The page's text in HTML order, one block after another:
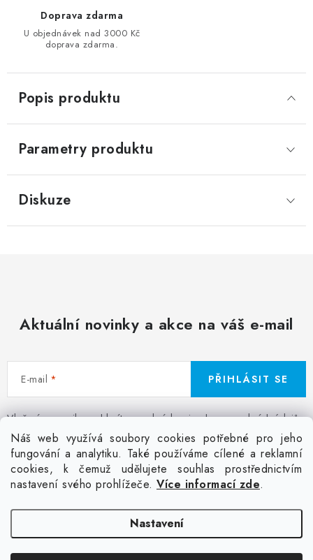
Náš web využívá soubory cookies potřebné pro jeho
fungování a analytiku. Také používáme cílené a reklamní
cookies, k čemuž udělujete souhlas prostřednictvím
nastavení svého prohlížeče. Více informací zde.
Nastavení
Doprava zdarma
U objednávek nad 3000 Kč
doprava zdarma.
Popis produktu
Parametry produktu
Diskuze
Aktuální novinky a akce na váš e-mail
E-mail
Vložením e-mailu souhlasíte spodmínkami ochrany osobních údajů
PŘIHLÁSIT SE
Facebook Kontakt Jak nakupovat
Poptávka potisku textilu
Akce a slevy GDPR + cookies Obchodní podmínky
Doprava
Copyright 2026Colordot.cz. Všechna práva vyhrazena.Upravit nastavení